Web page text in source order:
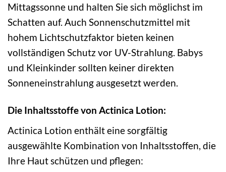
Mittagssonne und halten Sie sich möglichst im
Schatten auf. Auch Sonnenschutzmittel mit
hohem Lichtschutzfaktor bieten keinen
vollständigen Schutz vor UV-Strahlung. Babys
und Kleinkinder sollten keiner direkten
Sonneneinstrahlung ausgesetzt werden.
Die Inhaltsstoffe von Actinica Lotion:
Actinica Lotion enthält eine sorgfältig
ausgewählte Kombination von Inhaltsstoffen, die
Ihre Haut schützen und pflegen: